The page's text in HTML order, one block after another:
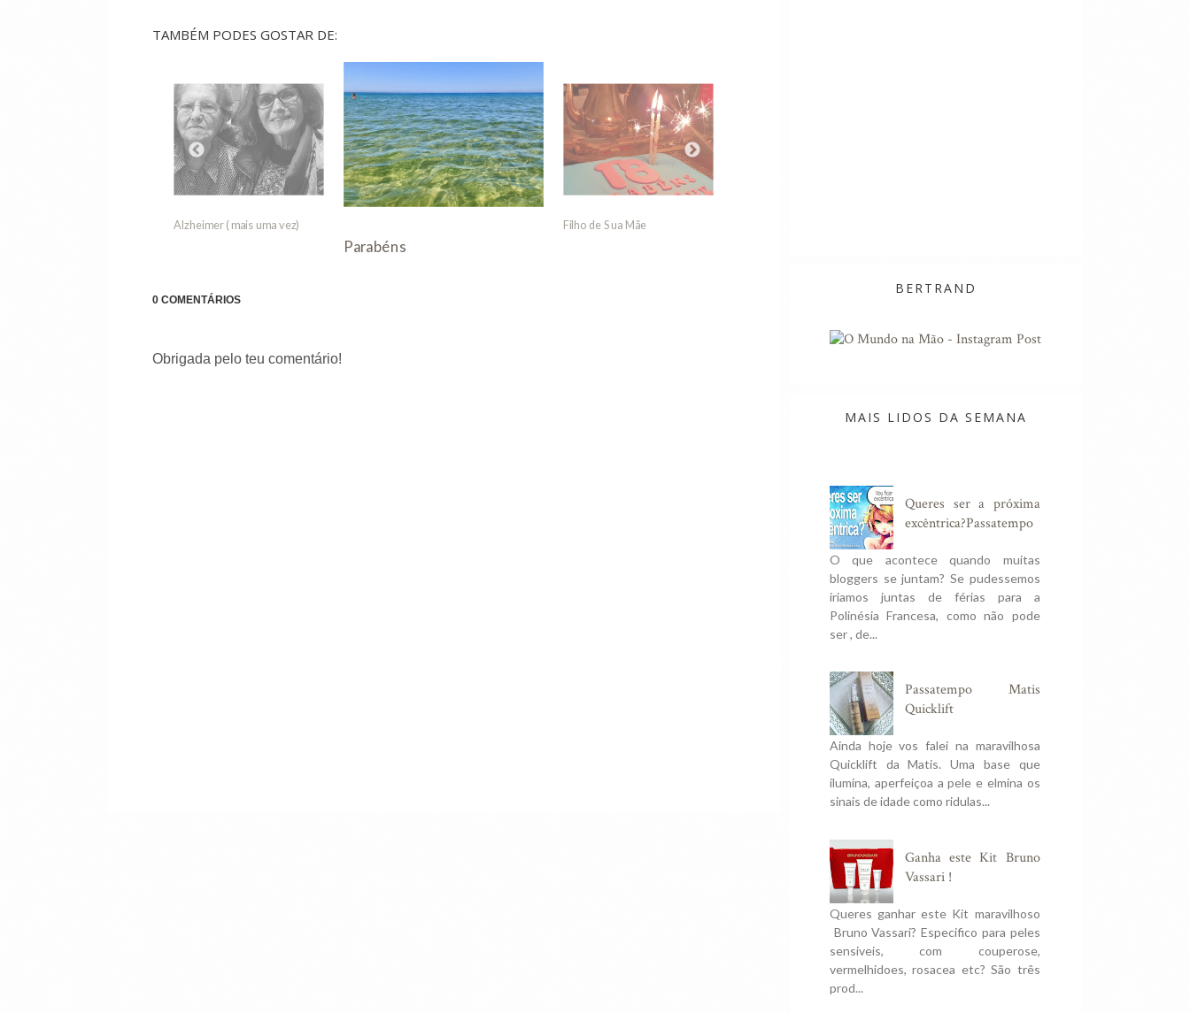
TAMBÉM PODES GOSTAR DE:
Alzheimer ( mais uma vez)
Parabéns
Filho de Sua Mãe
0 COMENTÁRIOS
Obrigada pelo teu comentário!
BERTRAND
MAIS LIDOS DA SEMANA
Queres ser a próxima
excêntrica?Passatempo
O que acontece quando muitas
bloggers se juntam? Se pudessemos
iriamos juntas de férias para a
Polinésia Francesa, como não pode
ser , de...
Passatempo Matis
Quicklift
Ainda hoje vos falei na maravilhosa
Quicklift da Matis. Uma base que
ilumina, aperfeiçoa a pele e elmina os
sinais de idade como ridulas...
Ganha este Kit Bruno
Vassari !
Queres ganhar este Kit maravilhoso
Bruno Vassari? Especifico para peles
sensiveis, com couperose,
vermelhidoes, rosacea etc? São três
prod...